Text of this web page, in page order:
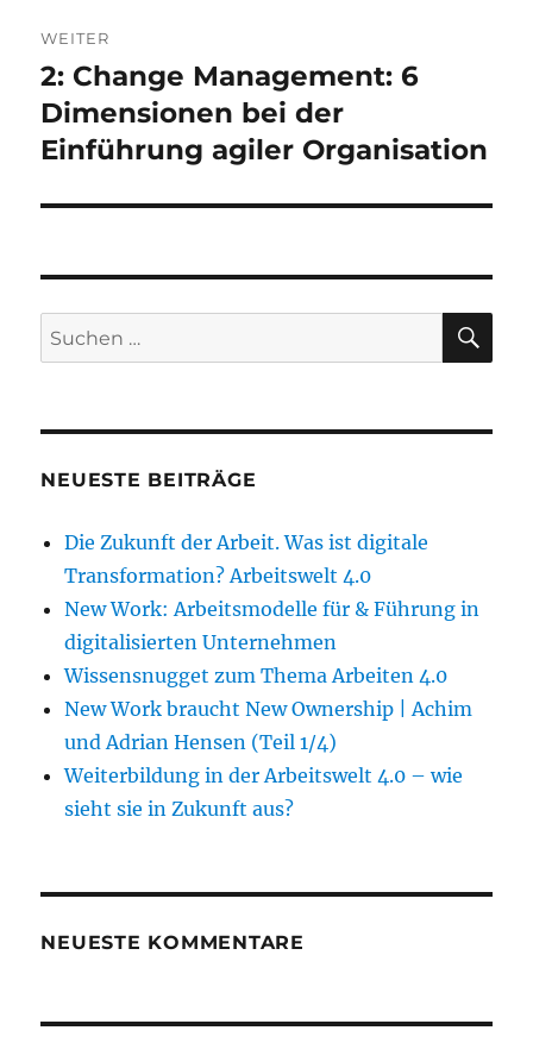
WEITER
Nächster
Beitrag:
2: Change Management: 6
Dimensionen bei der
Einführung agiler Organisation
Suche
nach:
NEUESTE BEITRÄGE
Die Zukunft der Arbeit. Was ist digitale
Transformation? Arbeitswelt 4.0
New Work: Arbeitsmodelle für & Führung in
digitalisierten Unternehmen
Wissensnugget zum Thema Arbeiten 4.0
New Work braucht New Ownership | Achim
und Adrian Hensen (Teil 1/4)
Weiterbildung in der Arbeitswelt 4.0 – wie
sieht sie in Zukunft aus?
NEUESTE KOMMENTARE